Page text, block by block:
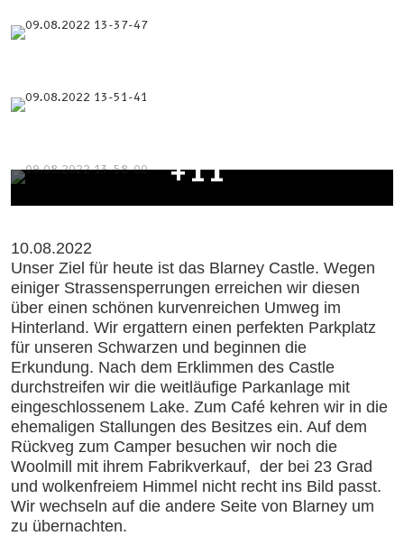
+11
10.08.2022
Unser Ziel für heute ist das Blarney Castle. Wegen
einiger Strassensperrungen erreichen wir diesen
über einen schönen kurvenreichen Umweg im
Hinterland. Wir ergattern einen perfekten Parkplatz
für unseren Schwarzen und beginnen die
Erkundung. Nach dem Erklimmen des Castle
durchstreifen wir die weitläufige Parkanlage mit
eingeschlossenem Lake. Zum Café kehren wir in die
ehemaligen Stallungen des Besitzes ein. Auf dem
Rückveg zum Camper besuchen wir noch die
Woolmill mit ihrem Fabrikverkauf, der bei 23 Grad
und wolkenfreiem Himmel nicht recht ins Bild passt.
Wir wechseln auf die andere Seite von Blarney um
zu übernachten.